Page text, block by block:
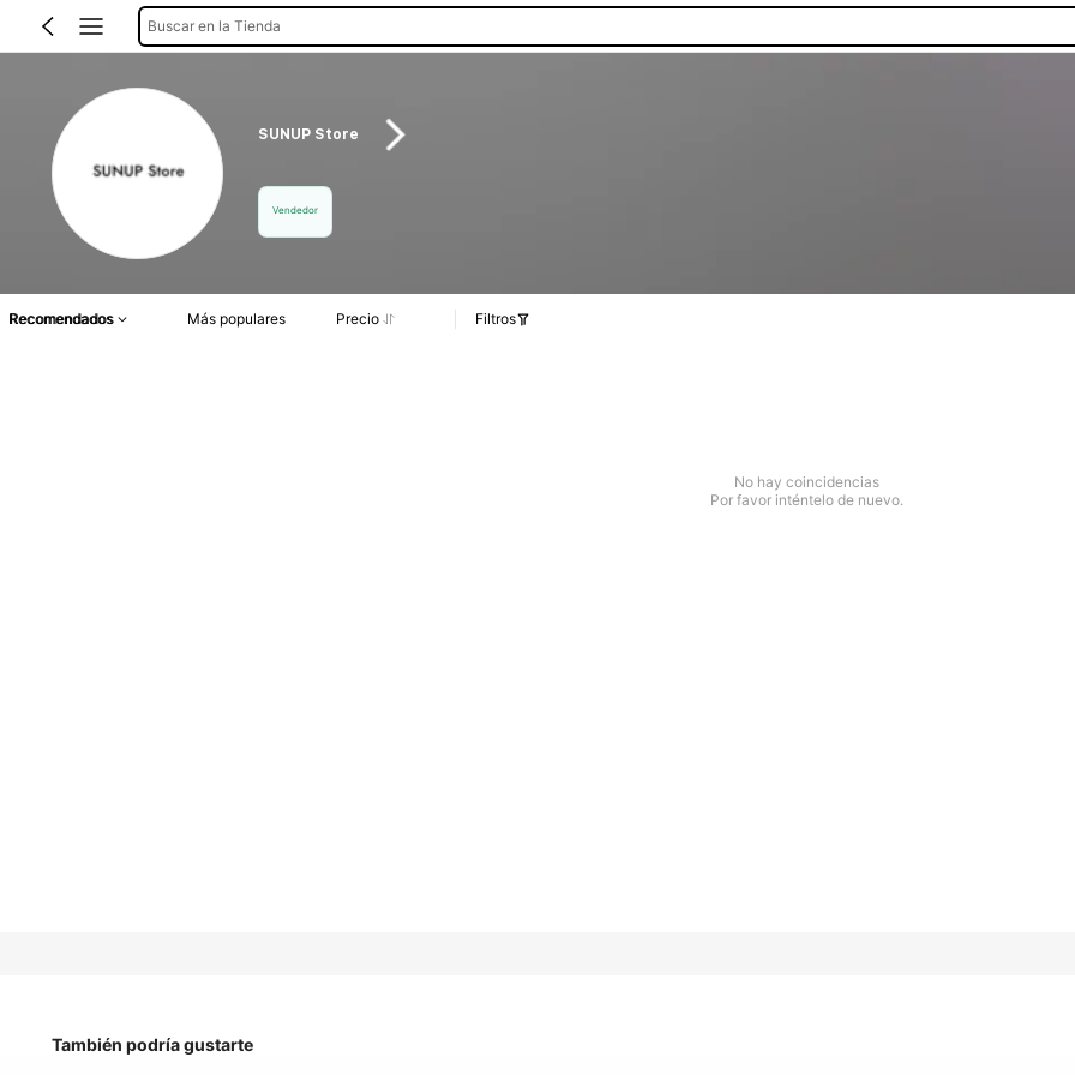
Buscar en la Tienda
SUNUP Store
Vendedor
Recomendados Más populares Precio Filtros
No hay coincidencias
Por favor inténtelo de nuevo.
También podría gustarte